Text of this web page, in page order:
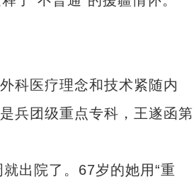
科医疗理念和技术紧随内
兵团级重点专科，王遂函第
出院了。67岁的她用“重